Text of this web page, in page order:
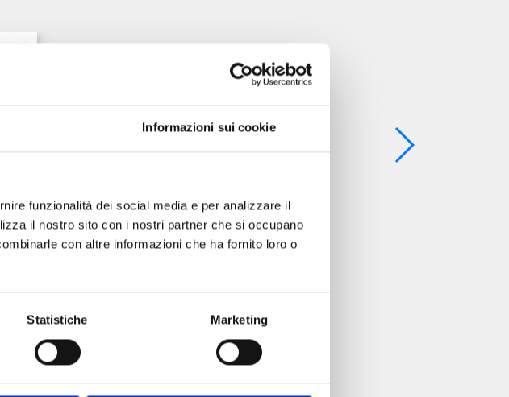
Informazioni sui cookie
funzionalità dei social media e per analizzare il
il nostro sito con i nostri partner che si occupano
con altre informazioni che ha fornito loro o
Statistiche Marketing
n. 5